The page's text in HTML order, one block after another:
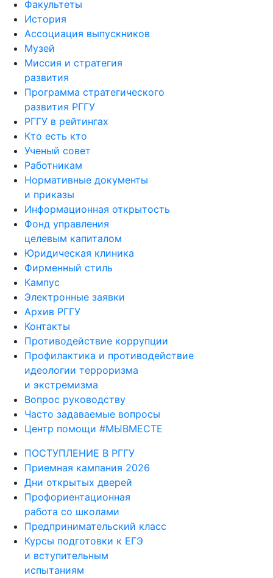
Факультеты
История
Ассоциация выпускников
Музей
Миссия и стратегия
развития
Программа стратегического
развития РГГУ
РГГУ в рейтингах
Кто есть кто
Ученый совет
Работникам
Нормативные документы
и приказы
Информационная открытость
Фонд управления
целевым капиталом
Юридическая клиника
Фирменный стиль
Кампус
Электронные заявки
Архив РГГУ
Контакты
Противодействие коррупции
Профилактика и противодействие
идеологии терроризма
и экстремизма
Вопрос руководству
Часто задаваемые вопросы
Центр помощи #МЫВМЕСТЕ
ПОСТУПЛЕНИЕ В РГГУ
Приемная кампания 2026
Дни открытых дверей
Профориентационная
работа со школами
Предпринимательский класс
Курсы подготовки к ЕГЭ
и вступительным
испытаниям